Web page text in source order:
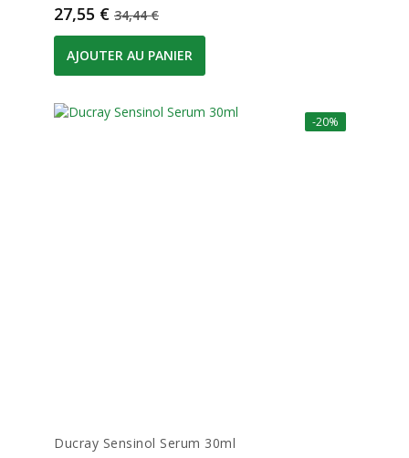
Prix
27,55 € Prix de base
34,44 €
AJOUTER AU PANIER
-20%
Ducray Sensinol Serum 30ml